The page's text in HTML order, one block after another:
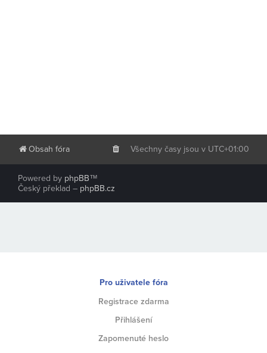
Obsah fóra Všechny časy jsou v UTC+01:00
Powered by phpBB™
Český překlad – phpBB.cz
Pro uživatele fóra
Registrace zdarma
Přihlášení
Zapomenuté heslo